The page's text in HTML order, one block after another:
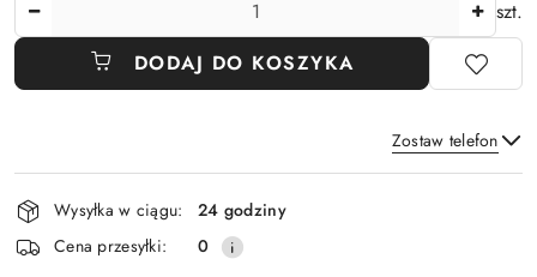
szt.
DODAJ DO KOSZYKA
Zostaw telefon
Wyślij
Dostępność
i
dostawa
Wysyłka w ciągu:
24 godziny
Cena przesyłki:
0